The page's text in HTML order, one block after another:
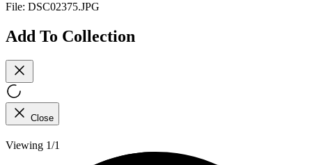
File: DSC02375.JPG
Add To Collection
Close
Viewing 1/1